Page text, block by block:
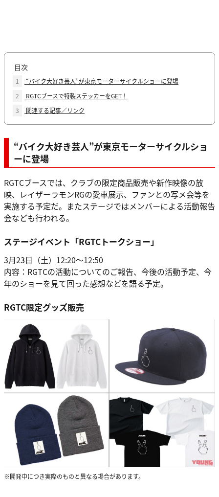
目次
1
“バイク大好き芸人”が東京モーターサイクルショーに登場
2
RGTCブースで特製ステッカーをGET！
3
関連する記事／リンク
“バイク大好き芸人”が東京モーターサイクルショ
ーに登場
RGTCブースでは、クラブの限定商品販売や新作映像の放
映、レイザーラモンRGの愛車展示、ファンとの写メ会等を
実施する予定だ。またステージではメンバーによる活動報告
会なども行われる。
ステージイベント「RGTCトークショー」
3月23日（土）12:20〜12:50
内容：RGTCの活動についてのご報告、今後の活動予定、今
年のショーを見て回った感想などを語る予定。
RGTC限定グッズ販売
※開発中につき実際のものと異なる場合があります。